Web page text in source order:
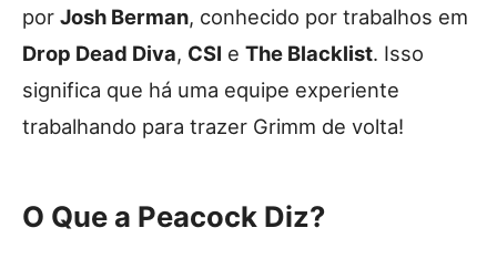
por Josh Berman, conhecido por trabalhos em
Drop Dead Diva, CSI e The Blacklist. Isso
significa que há uma equipe experiente
trabalhando para trazer Grimm de volta!
O Que a Peacock Diz?